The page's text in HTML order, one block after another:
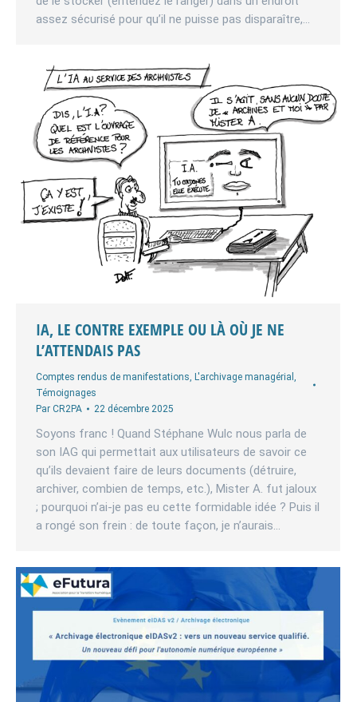
assez sécurisé pour qu’il ne puisse pas disparaître,…
IA, LE CONTRE EXEMPLE OU LÀ OÙ JE NE
L’ATTENDAIS PAS
Comptes rendus de manifestations, L'archivage managérial ,
Témoignages
Par CR2PA 22 décembre 2025
Soyons franc ! Quand Stéphane Wulc nous parla de
son IAG qui permettait aux utilisateurs de savoir ce
qu’ils devaient faire de leurs documents (détruire,
archiver, combien de temps, etc.), Mister A. fut jaloux
; pourquoi n’ai-je pas eu cette formidable idée ? Puis il
a rongé son frein : de toute façon, je n’aurais…